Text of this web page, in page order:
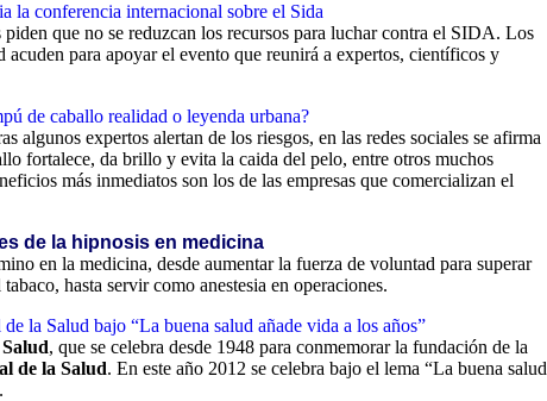
la conferencia internacional sobre el Sida
piden que no se reduzcan los recursos para luchar contra el SIDA. Los
para apoyar el evento que reunirá a expertos, científicos y
de caballo realidad o leyenda urbana?
algunos expertos alertan de los riesgos, en las redes sociales se afirma
fortalece, da brillo y evita la caida del pelo, entre otros muchos
más inmediatos son los de las empresas que comercializan el
de la hipnosis en medicina
en la medicina, desde aumentar la fuerza de voluntad para superar
hasta servir como anestesia en operaciones.
la Salud bajo “La buena salud añade vida a los años”
, que se celebra desde 1948 para conmemorar la fundación de la
de la Salud. En este año 2012 se celebra bajo el lema “La buena salud